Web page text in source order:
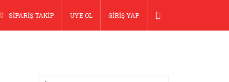
SİPARİŞ TAKİP ÜYE OL GİRİŞ YAP